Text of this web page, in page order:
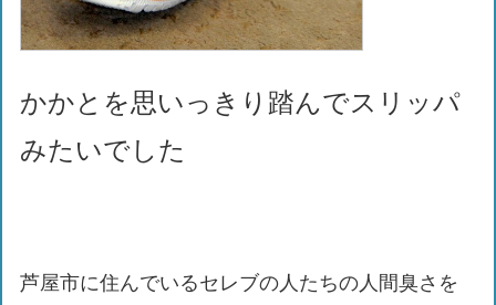
かかとを思いっきり踏んでスリッパ
みたいでした
芦屋市に住んでいるセレブの人たちの人間臭さを